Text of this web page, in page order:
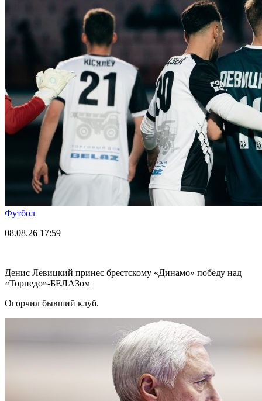
Футбол
08.08.26 17:59
Денис Левицкий принес брестскому «Динамо» победу над
«Торпедо»-БЕЛАЗом
Огорчил бывший клуб.